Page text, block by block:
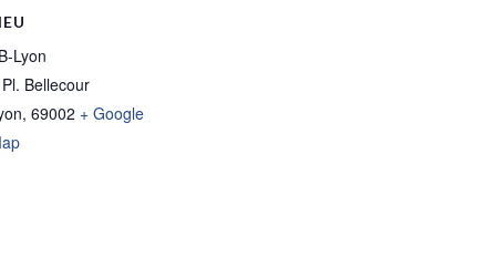
Lyon
Bellecour
, 69002 + Google